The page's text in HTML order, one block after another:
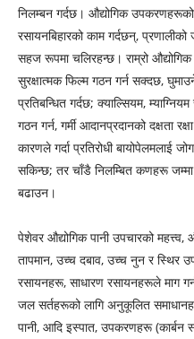
निलम्बन गर्दछ। औद्योगिक
रसायनबिहारको काम गर्दछन्,
सहज रूपमा चलिरहन्छ। राम्रो
सुरक्षात्मक फिल्म गठन गर्न सक्दछ,
प्रतिबन्धित गर्दछ; क्याल्सियम,
गठन गर्न, गर्मी आदानप्रदानको दक्षता
कारणले गर्दा प्रतिरोधी बायोपेलमलाई
सकिन्छ; तर चाँडै निलम्बित कणहरू
बढाउन।
पेशेवर औद्योगिक पानी उपचारको महत्त्व,
तापमान, उच्च दबाव, उच्च नुन र स्थिर
रसायनहरू, साधारण रसायनहरूले माग
जल सर्तहरूको लागि अनुकूलित
पानी, आदि इस्पात, उपकरणहरू (कार्बन